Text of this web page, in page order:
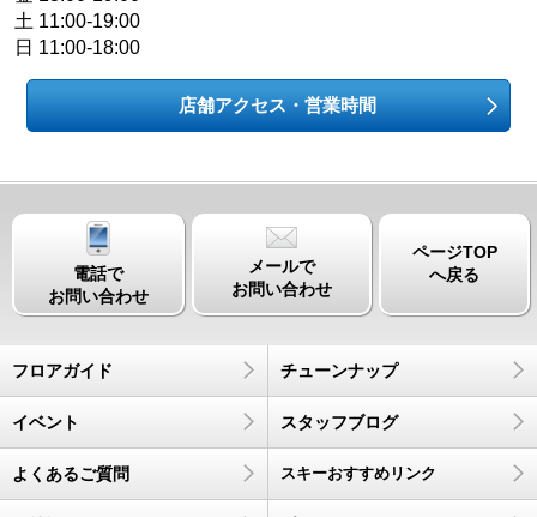
土 11:00-19:00
日 11:00-18:00
店舗アクセス・営業時間
電話で
お問い合わせ
メールで
お問い合わせ
ページTOP
へ戻る
フロアガイド チューンナップ
イベント スタッフブログ
よくあるご質問 スキーおすすめリンク